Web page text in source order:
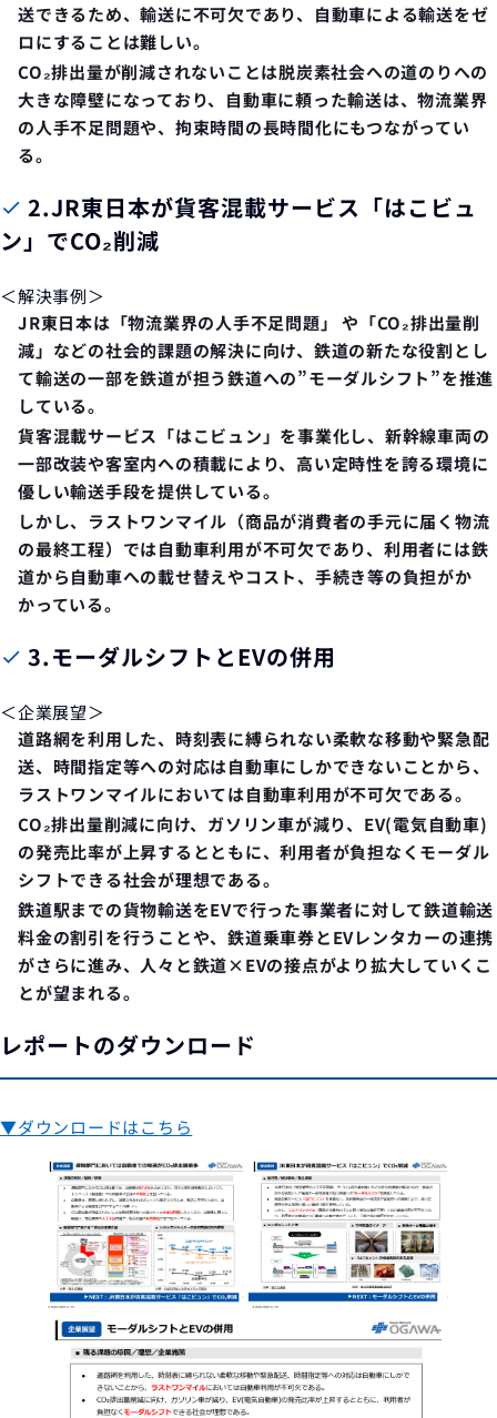
送できるため、輸送に不可欠であり、自動車による輸送をゼ
ロにすることは難しい。
CO₂排出量が削減されないことは脱炭素社会への道のりへの
大きな障壁になっており、自動車に頼った輸送は、物流業界
の人手不足問題や、拘束時間の長時間化にもつながってい
る。
2.JR東日本が貨客混載サービス「はこビュ
ン」でCO₂削減
＜解決事例＞
JR東日本は「物流業界の人手不足問題」 や「CO₂排出量削
減」などの社会的課題の解決に向け、鉄道の新たな役割とし
て輸送の一部を鉄道が担う鉄道への”モーダルシフト”を推進
している。
貨客混載サービス「はこビュン」を事業化し、新幹線車両の
一部改装や客室内への積載により、高い定時性を誇る環境に
優しい輸送手段を提供している。
しかし、ラストワンマイル（商品が消費者の手元に届く物流
の最終工程）では自動車利用が不可欠であり、利用者には鉄
道から自動車への載せ替えやコスト、手続き等の負担がか
かっている。
3.モーダルシフトとEVの併用
＜企業展望＞
道路網を利用した、時刻表に縛られない柔軟な移動や緊急配
送、時間指定等への対応は自動車にしかできないことから、
ラストワンマイルにおいては自動車利用が不可欠である。
CO₂排出量削減に向け、ガソリン車が減り、EV(電気自動車)
の発売比率が上昇するとともに、利用者が負担なくモーダル
シフトできる社会が理想である。
鉄道駅までの貨物輸送をEVで行った事業者に対して鉄道輸送
料金の割引を行うことや、鉄道乗車券とEVレンタカーの連携
がさらに進み、人々と鉄道×EVの接点がより拡大していくこ
とが望まれる。
レポートのダウンロード
▼ダウンロードはこちら